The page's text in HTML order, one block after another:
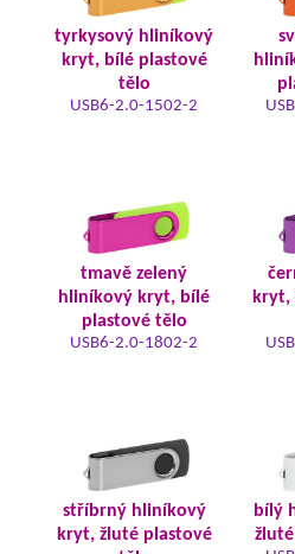
tyrkysový hliníkový
kryt, bílé plastové
tělo
USB6-2.0-1502-2
tmavě zelený
hliníkový kryt, bílé
plastové tělo
USB6-2.0-1802-2
kryt,
stříbrný hliníkový
kryt, žluté plastové
bílý